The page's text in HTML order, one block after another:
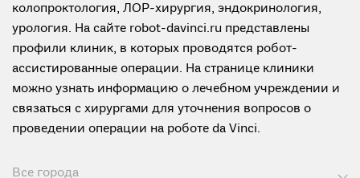
колопроктология, ЛОР-хирургия, эндокринология,
урология. На сайте robot-davinci.ru представлены
профили клиник, в которых проводятся робот-
ассистированные операции. На странице клиники
можно узнать информацию о лечебном учреждении и
связаться с хирургами для уточнения вопросов о
проведении операции на роботе da Vinci.
Все города